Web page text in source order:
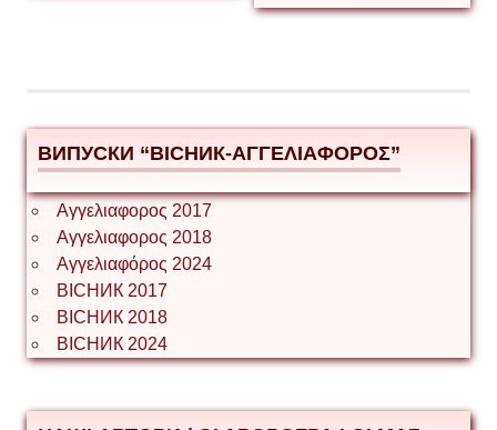
ВИПУСКИ “ВІСНИК-ΑΓΓΕΛΙΑΦΟΡΟΣ”
Αγγελιαφορος 2017
Αγγελιαφορος 2018
Αγγελιαφόρος 2024
ВІСНИК 2017
ВІСНИК 2018
ВІСНИК 2024